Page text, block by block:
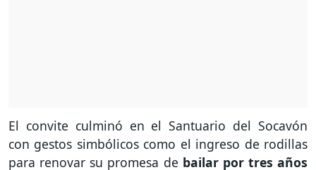
El convite culminó en el Santuario del Socavón
con gestos simbólicos como el ingreso de rodillas
para renovar su promesa de bailar por tres años